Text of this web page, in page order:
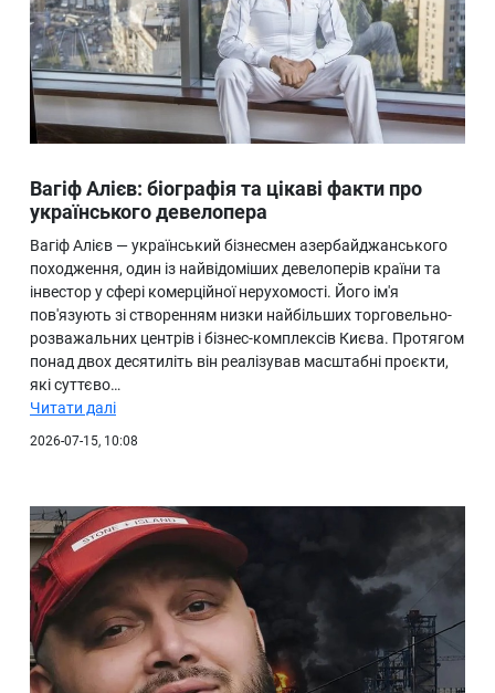
Вагіф Алієв: біографія та цікаві факти про
українського девелопера
Вагіф Алієв — український бізнесмен азербайджанського
походження, один із найвідоміших девелоперів країни та
інвестор у сфері комерційної нерухомості. Його ім'я
пов'язують зі створенням низки найбільших торговельно-
розважальних центрів і бізнес-комплексів Києва. Протягом
понад двох десятиліть він реалізував масштабні проєкти,
які суттєво…
Читати далі
2026-07-15, 10:08